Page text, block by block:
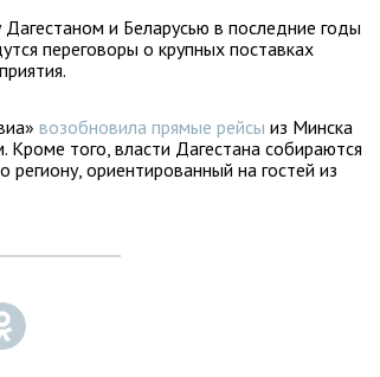
и Беларусью в последние годы
переговоры о крупных поставках
возобновила прямые рейсы из Минска
того, власти Дагестана собираются
региону, ориентированный на гостей из